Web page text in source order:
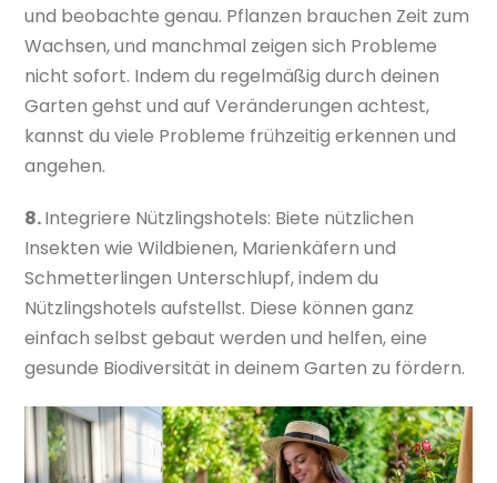
und beobachte genau. Pflanzen brauchen Zeit zum
Wachsen, und manchmal zeigen sich Probleme
nicht sofort. Indem du regelmäßig durch deinen
Garten gehst und auf Veränderungen achtest,
kannst du viele Probleme frühzeitig erkennen und
angehen.
8.Integriere Nützlingshotels: Biete nützlichen
Insekten wie Wildbienen, Marienkäfern und
Schmetterlingen Unterschlupf, indem du
Nützlingshotels aufstellst. Diese können ganz
einfach selbst gebaut werden und helfen, eine
gesunde Biodiversität in deinem Garten zu fördern.